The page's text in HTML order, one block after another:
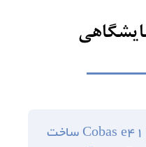
دستگاه ایمونوآنالایزر Cobas e411 ساخت